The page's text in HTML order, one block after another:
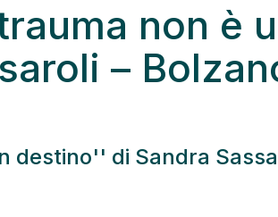
non è
–
destino'' di Sandra